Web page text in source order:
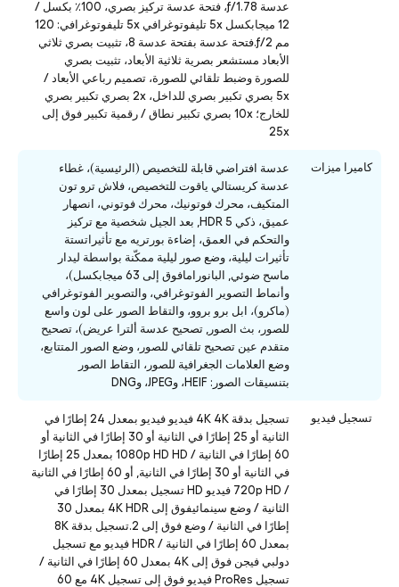
عدسة ƒ/1.78، فتحة عدسة تركيز بصري، 100٪ بكسل /
12 ميجابكسل 5x تليفوتوغرافي 5x تليفوتوغرافي: 120
مم ƒ/2.فتحة عدسة بفتحة عدسة 8، تثبيت بصري ثلاثي
الأبعاد مستشعر بصرية ثلاثية الأبعاد، تثبيت بصري
للصورة وضبط تلقائي للصورة، تصميم رباعي الأبعاد /
5x بصري تكبير بصري للداخل، 2x بصري تكبير بصري
للخارج؛ 10x بصري تكبير نطاق / رقمية تكبير فوق إلى
25x
كاميرا ميزات
عدسة افتراضي قابلة للتخصيص (الرئيسية)، غطاء
عدسة كريستالي ياقوت للتخصيص، فلاش ترو تون
المتكيف، محرك فوتونيك، محرك فوتوني، انصهار
عميق، ذكي HDR 5, بعد الجيل شخصية مع تركيز
والتحكم في العمق، إضاءة بورتريه مع تأثيراتستة
تأثيرات ليلية، وضع صور ليلية ممكّنة بواسطة ليدار
ماسح ضوئي, البانورامافوق إلى 63 ميجابكسل)،
وأنماط التصوير الفوتوغرافي، والتصوير الفوتوغرافي
(ماكرو)، ابل برو بروو، والتقاط الصور على لون واسع
للصور، بث الصور, تصحيح عدسة ألترا عريض)، تصحيح
متقدم عين تصحيح تلقائي للصور، وضع الصور المتتابع،
وضع العلامات الجغرافية للصور، التقاط الصور
بتنسيقات الصور: HEIF، وJPEG، وDNG
تسجيل فيديو
تسجيل بدقة 4K 4K فيديو فيديو بمعدل 24 إطارًا في
الثانية أو 25 إطارًا في الثانية أو 30 إطارًا في الثانية أو
60 إطارًا في الثانية / 1080p HD HD بمعدل 25 إطارًا
في الثانية أو 30 إطارًا في الثانية, أو 60 إطارًا في الثانية
/ 720p HD فيديو HD تسجيل بمعدل 30 إطارًا في
الثانية / وضع سينمائيفوق إلى 4K HDR بمعدل 30
إطارًا في الثانية / وضع فوق إلى 2.تسجيل بدقة 8K
بمعدل 60 إطارًا في الثانية / HDR فيديو مع تسجيل
دولبي فيجن فوق إلى 4K بمعدل 60 إطارًا في الثانية /
تسجيل ProRes فيديو فوق إلى تسجيل 4K مع 60